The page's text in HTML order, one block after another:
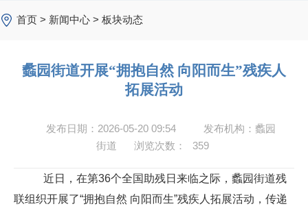
首页 > 新闻中心 > 板块动态
蠡园街道开展“拥抱自然 向阳而生”残疾人
拓展活动
发布日期：2026-05-20 09:54
发布机构：蠡园
街道
浏览次数： 359
近日，在第36个全国助残日来临之际，蠡园街道残
联组织开展了“拥抱自然 向阳而生”残疾人拓展活动，传递